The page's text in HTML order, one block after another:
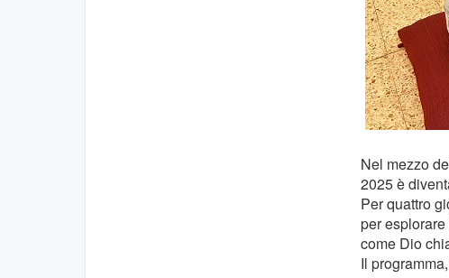
Nel mezzo
2025 è
Per quattro
per
come Dio
Il